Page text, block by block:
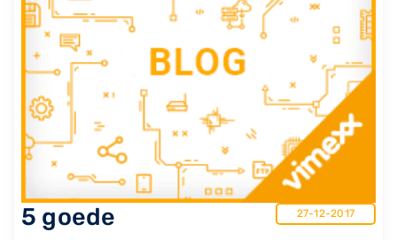
5 goede
27-12-2017